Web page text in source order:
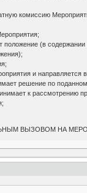
комиссию
(в
и
решение по
к рассмотрению
ВЫЗОВОМ НА